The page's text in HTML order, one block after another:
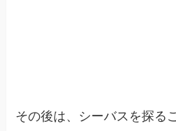
その後は、シーバスを探る